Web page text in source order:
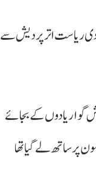
ریاست اتر پردیش سے
گوار یادوں کے بجائے
پر ساتھ لے گیا تھا